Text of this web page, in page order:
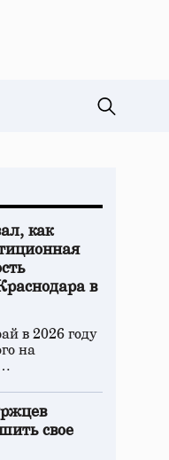
как
в
в 2026 году
на
свое